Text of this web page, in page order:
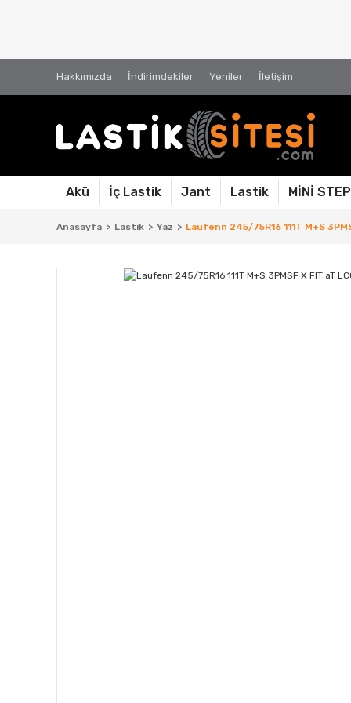
Hakkımızda İndirimdekiler Yeniler İletişim
Akü İç Lastik Jant Lastik MİNİ
Anasayfa Lastik Yaz Laufenn 245/75R16 111T M+S